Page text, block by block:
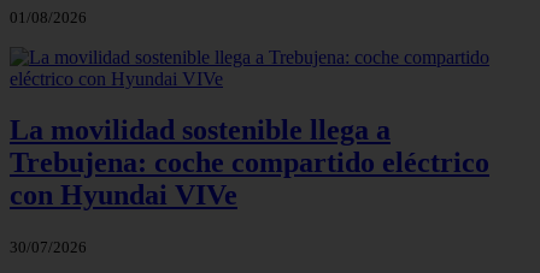
01/08/2026
La movilidad sostenible llega a
Trebujena: coche compartido eléctrico
con Hyundai VIVe
30/07/2026